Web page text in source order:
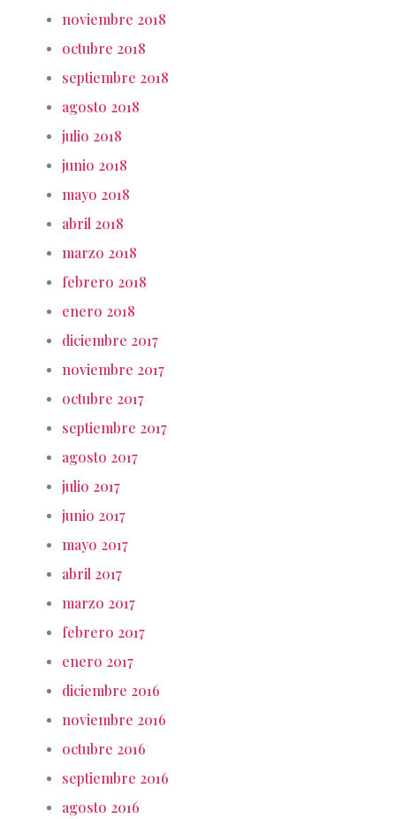
noviembre 2018
octubre 2018
septiembre 2018
agosto 2018
julio 2018
junio 2018
mayo 2018
abril 2018
marzo 2018
febrero 2018
enero 2018
diciembre 2017
noviembre 2017
octubre 2017
septiembre 2017
agosto 2017
julio 2017
junio 2017
mayo 2017
abril 2017
marzo 2017
febrero 2017
enero 2017
diciembre 2016
noviembre 2016
octubre 2016
septiembre 2016
agosto 2016